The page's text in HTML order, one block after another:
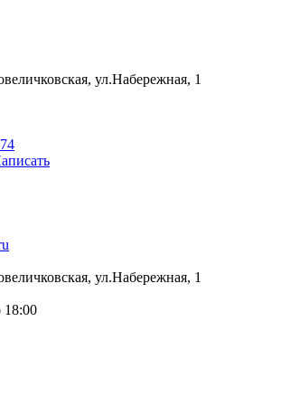
ул.Набережная, 1
ул.Набережная, 1
18:00